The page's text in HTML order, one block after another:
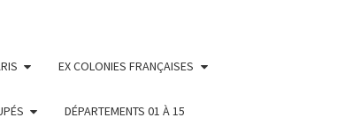
EX COLONIES FRANÇAISES
DÉPARTEMENTS 01 À 15